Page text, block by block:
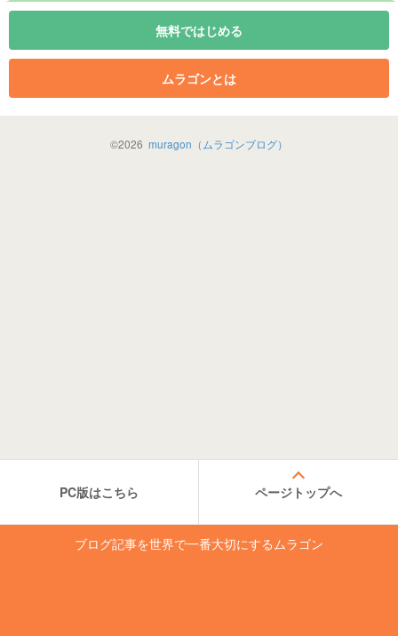
無料ではじめる
ムラゴンとは
©2026 muragon（ムラゴンブログ）
PC版はこちら ページトップへ
ブログ記事を世界で一番大切にするムラゴン